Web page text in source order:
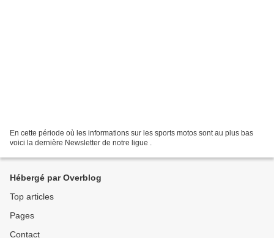
En cette période où les informations sur les sports motos sont au plus bas
voici la dernière Newsletter de notre ligue .
Hébergé par Overblog
Top articles
Pages
Contact